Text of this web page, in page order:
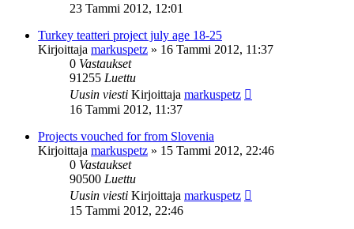
23 Tammi 2012, 12:01
Turkey teatteri project july age 18-25
Kirjoittaja markuspetz » 16 Tammi 2012, 11:37
0 Vastaukset
91255 Luettu
Uusin viesti Kirjoittaja markuspetz
16 Tammi 2012, 11:37
Projects vouched for from Slovenia
Kirjoittaja markuspetz » 15 Tammi 2012, 22:46
0 Vastaukset
90500 Luettu
Uusin viesti Kirjoittaja markuspetz
15 Tammi 2012, 22:46